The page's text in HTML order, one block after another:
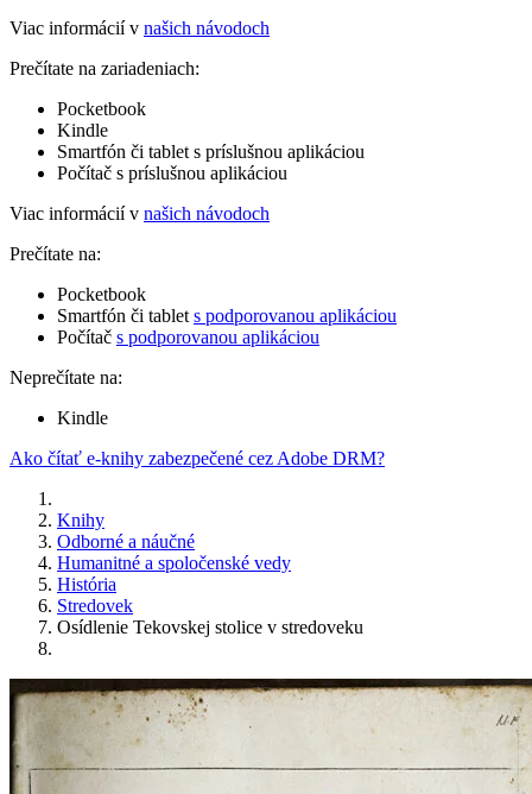
Viac informácií v našich návodoch
Prečítate na zariadeniach:
Pocketbook
Kindle
Smartfón či tablet s príslušnou aplikáciou
Počítač s príslušnou aplikáciou
Viac informácií v našich návodoch
Prečítate na:
Pocketbook
Smartfón či tablet s podporovanou aplikáciou
Počítač s podporovanou aplikáciou
Neprečítate na:
Kindle
Ako čítať e-knihy zabezpečené cez Adobe DRM?
Knihy
Odborné a náučné
Humanitné a spoločenské vedy
História
Stredovek
Osídlenie Tekovskej stolice v stredoveku